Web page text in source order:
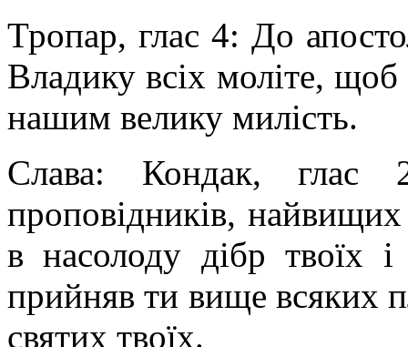
Тропар, глас 4: До
Владику всіх моліте,
нашим велику милість.
Слава: Кондак, глас
проповідників,
в насолоду дібр твоїх
прийняв ти вище всяких
святих твоїх.